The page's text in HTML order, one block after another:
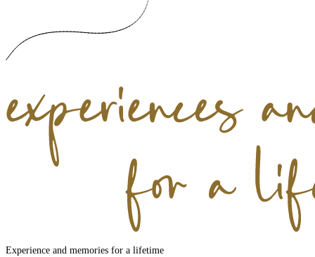
Experience and memories for a lifetime